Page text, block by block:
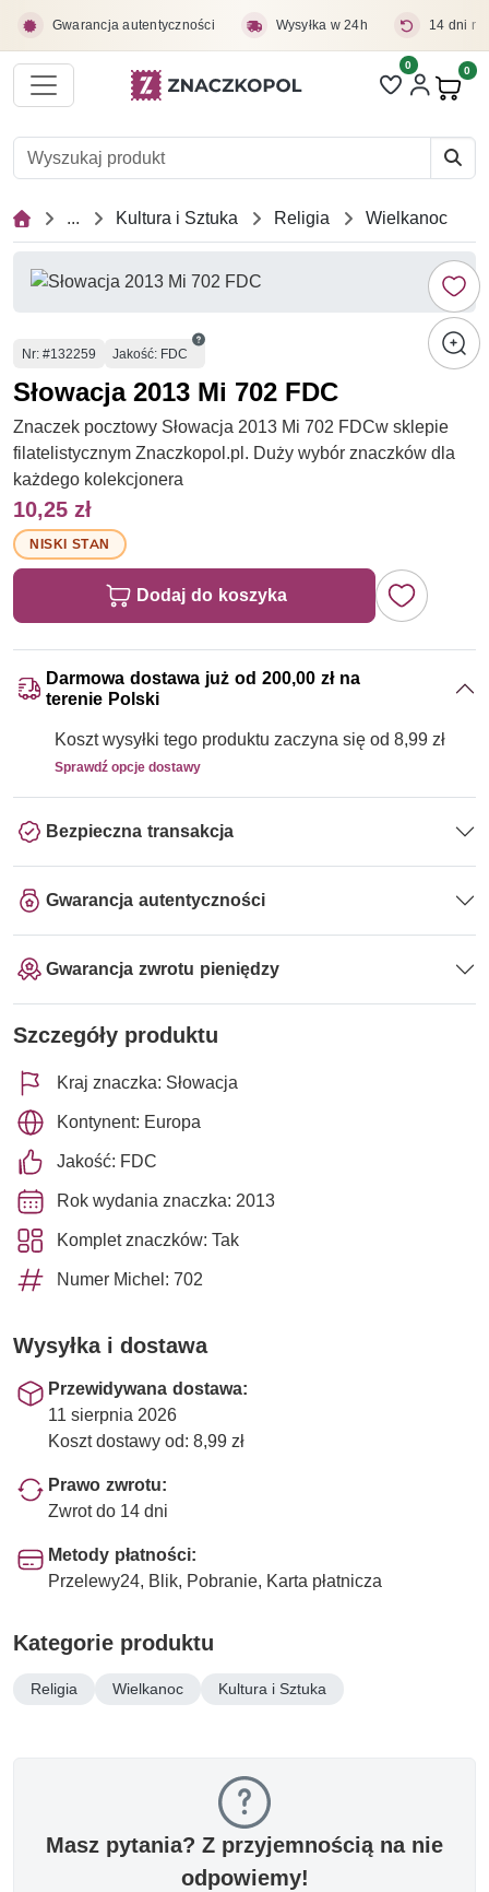
Gwarancja autentyczności Wysyłka w 24h 14 dni
Liczba pozycji
0 0
... Kultura i Sztuka Religia Wielkanoc
Numer
Nr: #132259 Jakość: FDC
Słowacja 2013 Mi 702 FDC
Znaczek pocztowy Słowacja 2013 Mi 702 FDCw sklepie
filatelistycznym Znaczkopol.pl. Duży wybór znaczków dla
każdego kolekcjonera
10,25 zł
NISKI STAN
Dodaj do koszyka
Darmowa dostawa już od 200,00 zł na
terenie Polski
Koszt wysyłki tego produktu zaczyna się od 8,99 zł
Sprawdź opcje dostawy
Bezpieczna transakcja
Gwarancja autentyczności
Gwarancja zwrotu pieniędzy
Szczegóły produktu
Kraj znaczka: Słowacja
Kontynent: Europa
Jakość: FDC
Rok wydania znaczka: 2013
Komplet znaczków: Tak
Numer Michel: 702
Wysyłka i dostawa
Przewidywana dostawa:
11 sierpnia 2026
Koszt dostawy od: 8,99 zł
Prawo zwrotu:
Zwrot do 14 dni
Metody płatności:
Przelewy24, Blik, Pobranie, Karta płatnicza
Kategorie produktu
Religia Wielkanoc Kultura i Sztuka
Masz pytania? Z przyjemnością na nie
odpowiemy!